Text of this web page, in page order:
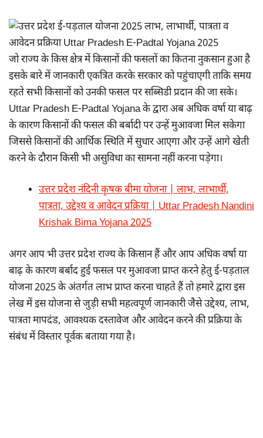
जो राज्य के किस क्षेत्र में किसानों की फसलों का कितना नुकसान हुआ है
इसके बारे में जानकारी एकत्रित करके सरकार को पहुंचाएगी ताकि समय
रहते सभी किसानों को उनकी फसल पर सब्सिडी प्रदान की जा सके।
Uttar Pradesh E-Padtal Yojana के द्वारा अब अधिक वर्षा या बाढ़
के कारण किसानों की फसल की बर्बादी पर उन्हें मुआवजा मिल सकेगा
जिससे किसानों की आर्थिक स्थिति में सुधार आएगा और उन्हें आगे खेती
करने के दौरान किसी भी असुविधा का सामना नहीं करना पड़ेगा।
उत्तर प्रदेश नंदिनी कृषक बीमा योजना | लाभ, लाभार्थी,
पात्रता, उद्देश्य व आवेदन प्रक्रिया | Uttar Pradesh Nandini
Krishak Bima Yojana 2025
अगर आप भी उत्तर प्रदेश राज्य के किसान हैं और आप अधिक वर्षा या
बाढ़ के कारण बर्बाद हुई फसल पर मुआवजा प्राप्त करने हेतु ई-पड़ताल
योजना 2025 के अंतर्गत लाभ प्राप्त करना चाहते हैं तो हमारे द्वारा इस
लेख में इस योजना से जुड़ी सभी महत्वपूर्ण जानकारी जैसे उद्देश्य, लाभ,
पात्रता मापदंड, आवश्यक दस्तावेज और आवेदन करने की प्रक्रिया के
संबंध में विस्तार पूर्वक बताया गया है।